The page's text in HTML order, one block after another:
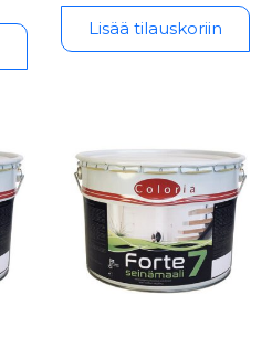
Lisää tilauskoriin